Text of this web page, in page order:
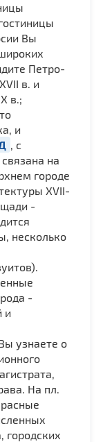
Вы
Петро-
в. и
в.;
и
, с
на
городе
XVII-
-
несколько
-
и
узнаете о
На пл.
городских